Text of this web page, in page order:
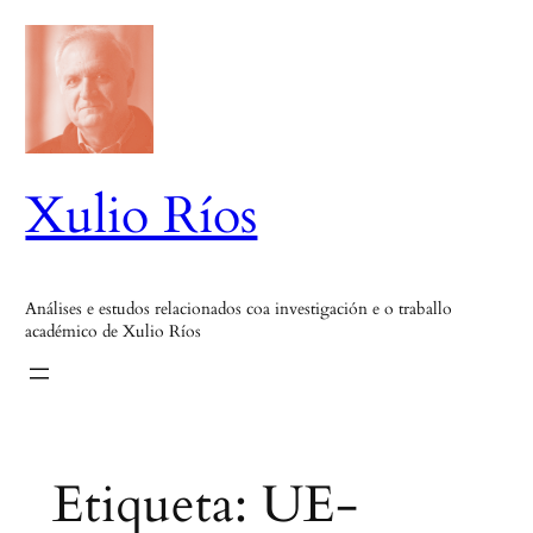
Saltar
contido
Xulio Ríos
Análises e estudos relacionados coa investigación e o traballo
académico de Xulio Ríos
Etiqueta: UE-